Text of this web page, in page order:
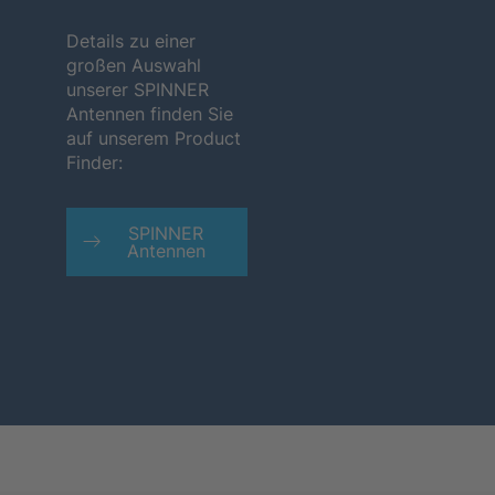
Details zu einer
großen Auswahl
unserer SPINNER
Antennen finden Sie
auf unserem Product
Finder:
SPINNER
Antennen